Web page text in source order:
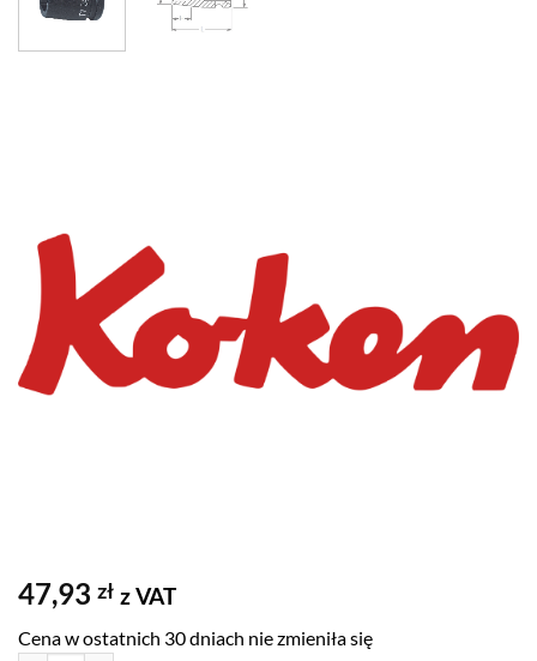
47,93 zł z VAT
Cena w ostatnich 30 dniach nie zmieniła się